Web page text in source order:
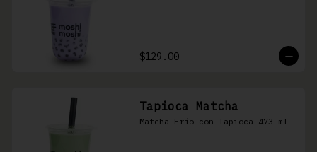
$129.00
Tapioca Matcha
Matcha Frío con Tapioca 473 ml